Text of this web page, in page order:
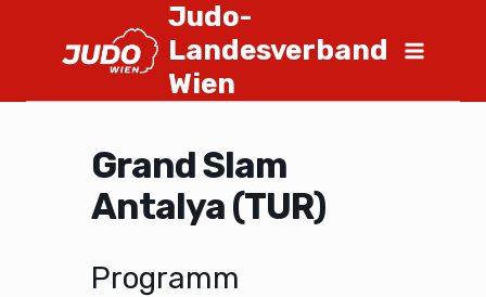
Judo-
Landesverband
Wien
Grand Slam
Antalya (TUR)
Programm